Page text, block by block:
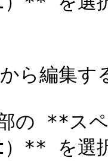
ら編集す
の **ス
を選択